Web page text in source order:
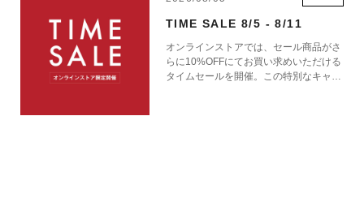
TIME SALE 8/5 - 8/11
オンラインストアでは、セール商品がさ
らに10%OFFにてお買い求めいただける
タイムセールを開催。この特別なキャン